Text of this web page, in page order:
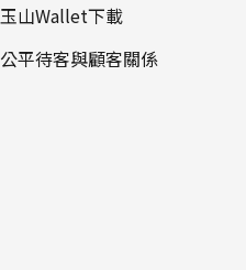
玉山Wallet下載
公平待客與顧客關係